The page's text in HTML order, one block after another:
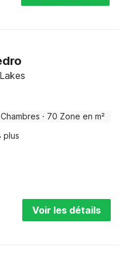
· 70 Zone en m²
plus
Voir les détails